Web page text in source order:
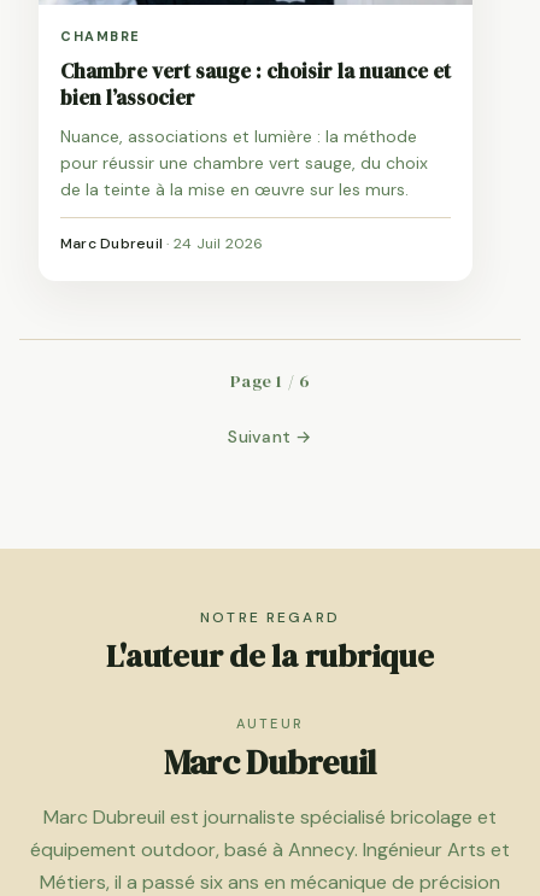
CHAMBRE
Chambre vert sauge : choisir la nuance et
bien l’associer
Nuance, associations et lumière : la méthode
pour réussir une chambre vert sauge, du choix
de la teinte à la mise en œuvre sur les murs.
Marc Dubreuil · 24 Juil 2026
Page 1 / 6
Suivant →
NOTRE REGARD
L'auteur de la rubrique
AUTEUR
Marc Dubreuil
Marc Dubreuil est journaliste spécialisé bricolage et
équipement outdoor, basé à Annecy. Ingénieur Arts et
Métiers, il a passé six ans en mécanique de précision